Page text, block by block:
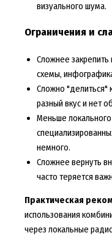
визуального шума.
Ограничения и
Сложнее
схемы,
Сложно "делиться"
разный вкус и нет
Меньше локального
немного.
Сложнее вернуть
часто теряется
Практическая
использования
через локальные